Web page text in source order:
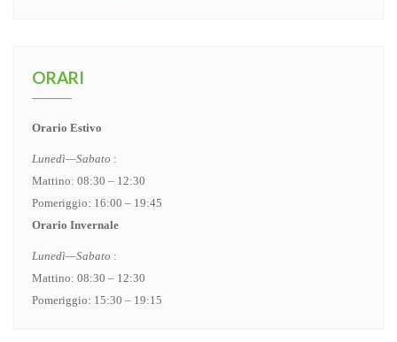
ORARI
Orario Estivo
Lunedì—Sabato :
Mattino: 08:30 – 12:30
Pomeriggio: 16:00 – 19:45
Orario Invernale
Lunedì—Sabato :
Mattino: 08:30 – 12:30
Pomeriggio: 15:30 – 19:15